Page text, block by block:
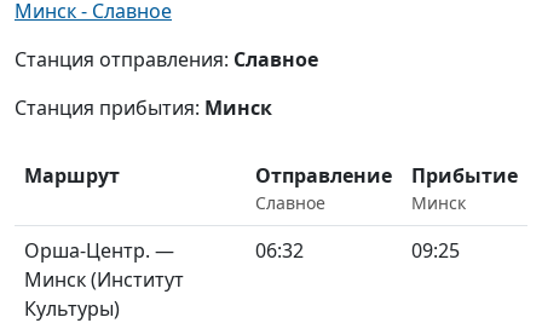
Минск - Славное
Станция отправления: Славное
Станция прибытия: Минск
Маршрут Отправление
Славное
Прибытие
Минск
Орша-Центр. —
Минск (Институт
Культуры)
06:32 09:25